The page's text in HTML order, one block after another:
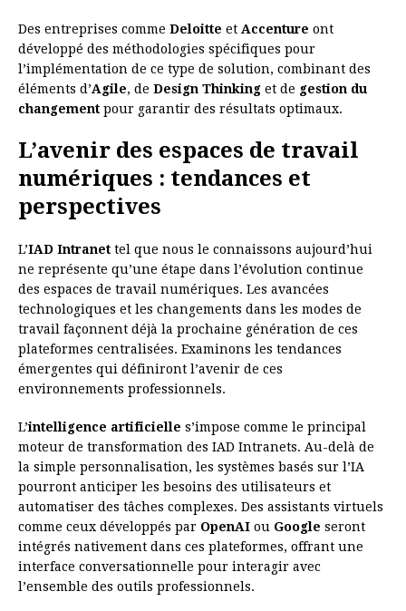
Des entreprises comme Deloitte et Accenture ont
développé des méthodologies spécifiques pour
l’implémentation de ce type de solution, combinant des
éléments d’Agile, de Design Thinking et de gestion du
changement pour garantir des résultats optimaux.
L’avenir des espaces de travail
numériques : tendances et
perspectives
L’IAD Intranet tel que nous le connaissons aujourd’hui
ne représente qu’une étape dans l’évolution continue
des espaces de travail numériques. Les avancées
technologiques et les changements dans les modes de
travail façonnent déjà la prochaine génération de ces
plateformes centralisées. Examinons les tendances
émergentes qui définiront l’avenir de ces
environnements professionnels.
L’intelligence artificielle s’impose comme le principal
moteur de transformation des IAD Intranets. Au-delà de
la simple personnalisation, les systèmes basés sur l’IA
pourront anticiper les besoins des utilisateurs et
automatiser des tâches complexes. Des assistants virtuels
comme ceux développés par OpenAI ou Google seront
intégrés nativement dans ces plateformes, offrant une
interface conversationnelle pour interagir avec
l’ensemble des outils professionnels.